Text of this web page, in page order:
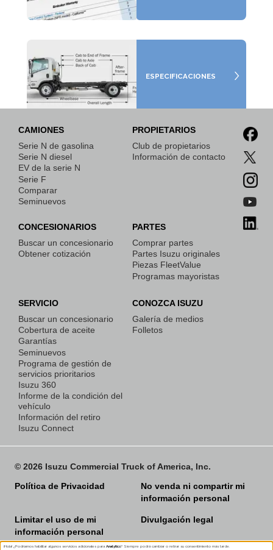
ESPECIFICACIONES
GUÍA PARA
COMPARAR
CAMIONES
CAMIONES
Serie N de gasolina
Serie N diesel
EV de la serie N
Serie F
Comparar
Seminuevos
PROPIETARIOS
Club de propietarios
Información de contacto
CONCESIONARIOS
Buscar un concesionario
Obtener cotización
PARTES
Comprar partes
Partes Isuzu originales
Piezas FleetValue
Programas mayoristas
SERVICIO
Buscar un concesionario
Cobertura de aceite
Garantías
Seminuevos
Programa de gestión de
servicios prioritarios
Isuzu 360
Informe de la condición del
vehículo
Información del retiro
Isuzu Connect
CONOZCA ISUZU
Galería de medios
Folletos
© 2026 Isuzu Commercial Truck of America, Inc.
Política de Privacidad
No venda ni compartir mi
información personal
Limitar el uso de mi
información personal
confidencial
Divulgación legal
¡Hola! ¿Podríamos habilitar algunos servicios adicionales para Analytics? Siempre podrá cambiar o retirar su consentimiento más tarde.